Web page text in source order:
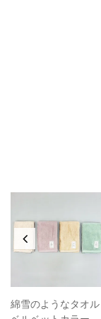
綿雪のようなタオル